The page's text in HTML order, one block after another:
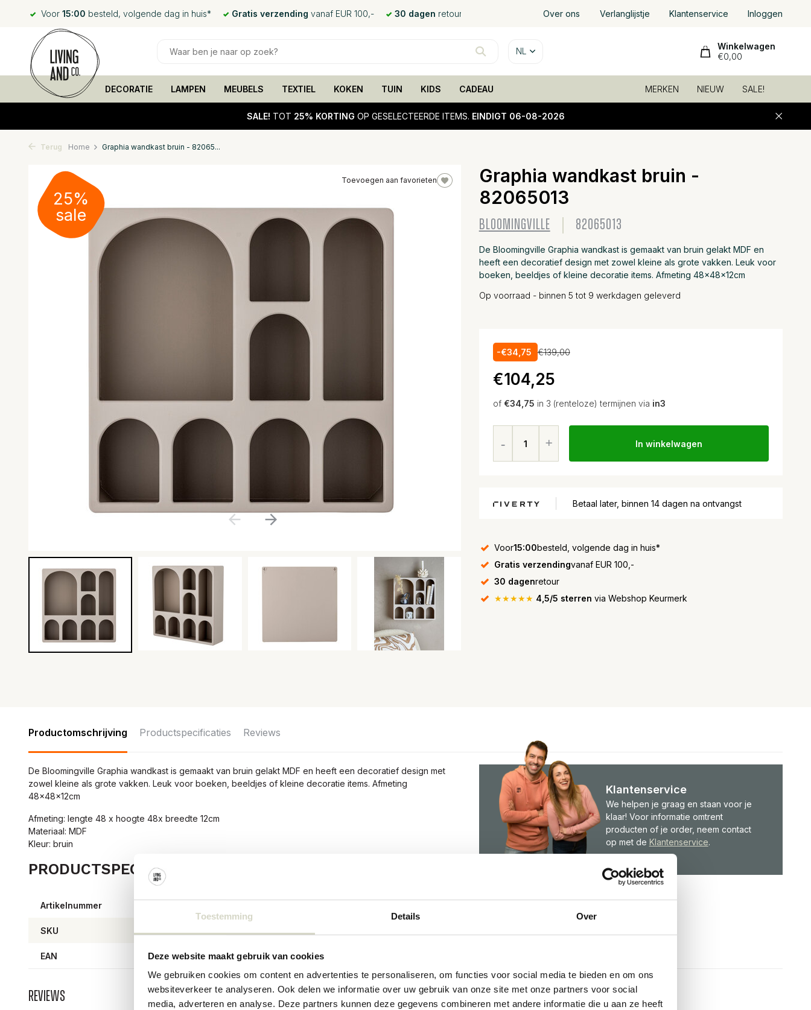
Toestemming Details Over
Deze website maakt gebruik van cookies
We gebruiken cookies om content en advertenties te personaliseren, om functies voor social media te bieden en om ons
websiteverkeer te analyseren. Ook delen we informatie over uw gebruik van onze site met onze partners voor social
media, adverteren en analyse. Deze partners kunnen deze gegevens combineren met andere informatie die u aan ze heeft
Voor 15:00 besteld, volgende dag in huis* Gratis verzending vanaf EUR 100,- 30 dagen retour Over ons Verlanglijstje Klantenservice Inloggen
NL
Winkelwagen
€0,00
DECORATIE LAMPEN MEUBELS TEXTIEL KOKEN TUIN KIDS CADEAU MERKEN NIEUW SALE!
SALE! TOT 25% KORTING OP GESELECTEERDE ITEMS. EINDIGT 06-08-2026
Terug Home Graphia wandkast bruin - 82065...
Toevoegen aan favorieten
25%
sale
25%
sale
Graphia wandkast bruin -
82065013
BLOOMINGVILLE 82065013
De Bloomingville Graphia wandkast is gemaakt van bruin gelakt MDF en
heeft een decoratief design met zowel kleine als grote vakken. Leuk voor
boeken, beeldjes of kleine decoratie items. Afmeting 48x48x12cm
Op voorraad - binnen 5 tot 9 werkdagen geleverd
-€34,75 €139,00
€104,25
of €34,75 in 3 (renteloze) termijnen via in3
In winkelwagen
Betaal later, binnen 14 dagen na ontvangst
Voor15:00besteld, volgende dag in huis*
Gratis verzendingvanaf EUR 100,-
30 dagenretour
★★★★★ 4,5/5 sterren via Webshop Keurmerk
Productomschrijving Productspecificaties Reviews
De Bloomingville Graphia wandkast is gemaakt van bruin gelakt MDF en heeft een decoratief design met
zowel kleine als grote vakken. Leuk voor boeken, beeldjes of kleine decoratie items. Afmeting
48x48x12cm
Afmeting: lengte 48 x hoogte 48x breedte 12cm
Materiaal: MDF
Kleur: bruin
PRODUCTSPECIFICATIES
Artikelnummer
SKU 82065013
EAN 5711173351725
Klantenservice
We helpen je graag en staan voor je
klaar! Voor informatie omtrent
producten of je order, neem contact
op met de Klantenservice.
Reviews